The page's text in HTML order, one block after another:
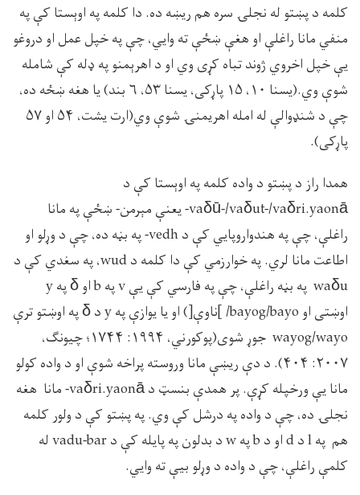
کلمه د پښتو له نجلۍ سره هم ريښه ده. دا کلمه په اوېستا کې په
منفي مانا راغلې او هغې ښځې ته وايي، چې په خپل عمل او دروغو
يې خپل اخروي ژوند تباه کړى وي او د اهرېمنو په ډله کې شامله
شوې وي.(يسنا ۱۰، ۱۵ پاړکى، يسنا ۵۳، ۶ بند) يا هغه ښځه ده،
چې د شنډوالې له امله اهريمنۍ شوې وي(ارت يشت، ۵۴ او ۵۷
پاړکى).
همدا راز د پښتو د واده کلمه په اوېستا کې د
vaδū-/vaδut-/vaδri.yaonā- يعنې مېرمن- ښځې په مانا
راغلې، چې په هندواروپايي کې د vedh- په بڼه ده، چې د وړلو او
اطاعت مانا لري. په خوارزمي کې دا کلمه د wud، په سغدي کې د
waδu په بڼه راغلې، چې په فارسي کې يې v په b او δ په y
اوښتى او bayog/bayo/ ]ناوې[) او يا يوازې په y د δ په اوښتو ترې
wayog/wayo جوړ شوى(پوکورني، ۱۹۹۴: ۱۷۴۴؛ چيونګ،
۲۰۰۷: ۴۰۴). د دې ريښې مانا وروسته پراخه شوې او د واده کولو
مانا يې ورخپله کړې. پر همدې بنسټ د vaδri.yaonā- مانا هغه
نجلۍ ده، چې د واده په درشل کې وي. په پښتو کې د ولور کلمه
هم په l د d او د b په w د بدلون په پايله کې د vadu-bar له
کلمې راغلې، چې د واده د وړلو بيې ته وايي.